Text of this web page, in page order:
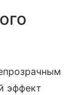
эффект